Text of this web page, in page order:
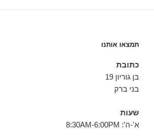
תמצאו אותנו
כתובת
בן גוריון 19
בני ברק
שעות
א'-ה': 8:30AM-6:00PM